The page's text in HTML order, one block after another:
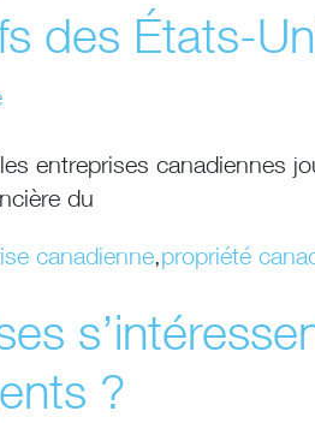
des États-
entreprises canadiennes
du
canadienne,propriété
?